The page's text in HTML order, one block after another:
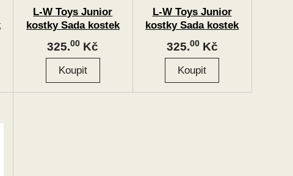
L-W Toys Junior
kostky Sada kostek
pro nejmenší
stavitele I. 50 ks
325.00 Kč
L-W Toys Junior
kostky Sada kostek
pro nejmenší
stavitele II. 50 ks
325.00Kč